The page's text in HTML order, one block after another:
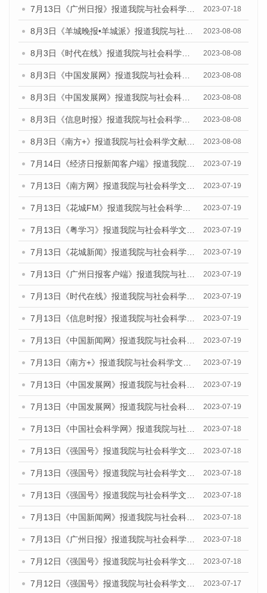
7月13日《广州日报》报道我院与社会科学文献出版社联合发布了《广州蓝皮书：广州城乡融合发展报告（2023）》的视频采访 2023-07-18
8月3日《羊城晚报•羊城派》报道我院与社会科学文献出版社联合发布的《广州蓝皮书：广州城市国际化发展报告（2023）——中国式现代化与城市国际化》媒体文章 2023-08-08
8月3日《时代在线》报道我院与社会科学文献出版社联合发布的《广州蓝皮书：广州城市国际化发展报告（2023）——中国式现代化与城市国际化》媒体文章 2023-08-08
8月3日《中国发展网》报道我院与社会科学文献出版社联合发布的《广州蓝皮书：广州城市国际化发展报告（2023）——中国式现代化与城市国际化》媒体文章 2023-08-08
8月3日《中国发展网》报道我院与社会科学文献出版社联合发布的《广州蓝皮书：广州城市国际化发展报告（2023）——中国式现代化与城市国际化》媒体文章 2023-08-08
8月3日《信息时报》报道我院与社会科学文献出版社联合发布的《广州蓝皮书：广州城市国际化发展报告（2023）——中国式现代化与城市国际化》媒体文章 2023-08-08
8月3日《南方+》报道我院与社会科学文献出版社联合发布的《广州蓝皮书：广州城市国际化发展报告（2023）——中国式现代化与城市国际化》媒体文章 2023-08-08
7月14日《经济日报新闻客户端》报道我院与社会科学文献出版社联合发布的《广州蓝皮书：广州经济发展报告（2023）》的媒体文章 2023-07-19
7月13日《南方网》报道我院与社会科学文献出版社联合发布了《广州蓝皮书：广州城乡融合发展报告（2023）》的媒体文章 2023-07-19
7月13日《花城FM》报道我院与社会科学文献出版社联合发布了《广州蓝皮书：广州城乡融合发展报告（2023）》的媒体文章 2023-07-19
7月13日《粤学习》报道我院与社会科学文献出版社联合发布的《广州蓝皮书：广州城乡融合发展报告（2023）》媒体文章 2023-07-19
7月13日《花城新闻》报道我院与社会科学文献出版社联合发布了《广州蓝皮书：广州城乡融合发展报告（2023）》的媒体文章 2023-07-19
7月13日《广州日报客户端》报道我院与社会科学文献出版社联合发布了《广州蓝皮书：广州城乡融合发展报告（2023）》的媒体文章 2023-07-19
7月13日《时代在线》报道我院与社会科学文献出版社联合发布了《广州蓝皮书：广州城乡融合发展报告（2023）》的媒体文章 2023-07-19
7月13日《信息时报》报道我院与社会科学文献出版社联合发布了《广州蓝皮书：广州城乡融合发展报告（2023）》的媒体文章 2023-07-19
7月13日《中国新闻网》报道我院与社会科学文献出版社联合发布了《广州蓝皮书：广州城乡融合发展报告（2023）》的媒体文章 2023-07-19
7月13日《南方+》报道我院与社会科学文献出版社联合发布了《广州蓝皮书：广州城乡融合发展报告（2023）》的媒体文章 2023-07-19
7月13日《中国发展网》报道我院与社会科学文献出版社联合发布了《广州蓝皮书：广州城乡融合发展报告（2023）》的媒体文章 2023-07-19
7月13日《中国发展网》报道我院与社会科学文献出版社联合发布了《广州蓝皮书：广州城乡融合发展报告（2023）》的媒体文章 2023-07-19
7月13日《中国社会科学网》报道我院与社会科学文献出版社联合发布了《广州蓝皮书：广州城乡融合发展报告（2023）》的媒体文章 2023-07-18
7月13日《强国号》报道我院与社会科学文献出版社联合发布了《广州蓝皮书：广州城乡融合发展报告（2023）》的媒体文章 2023-07-18
7月13日《强国号》报道我院与社会科学文献出版社联合发布了《广州蓝皮书：广州城乡融合发展报告（2023）》的媒体文章 2023-07-18
7月13日《强国号》报道我院与社会科学文献出版社联合发布了《广州蓝皮书：广州城乡融合发展报告（2023）》的媒体文章 2023-07-18
7月13日《中国新闻网》报道我院与社会科学文献出版社联合发布了《广州蓝皮书：广州经济发展报告（2023）》的媒体文章 2023-07-18
7月13日《广州日报》报道我院与社会科学文献出版社联合发布了《广州蓝皮书：广州经济发展报告（2023）》的媒体文章 2023-07-18
7月12日《强国号》报道我院与社会科学文献出版社联合发布的《广州蓝皮书：广州经济发展报告（2023）》的媒体文章 2023-07-18
7月12日《强国号》报道我院与社会科学文献出版社联合发布的《广州蓝皮书：广州经济发展报告（2023）》的媒体文章 2023-07-17